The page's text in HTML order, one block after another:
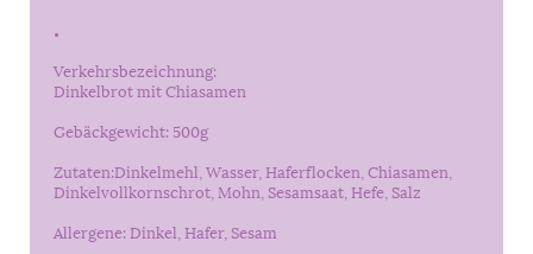
.
Verkehrsbezeichnung:
Dinkelbrot mit Chiasamen
Gebäckgewicht: 500g
Zutaten:Dinkelmehl, Wasser, Haferflocken, Chiasamen,
Dinkelvollkornschrot, Mohn, Sesamsaat,Hefe, Salz
Allergene: Dinkel, Hafer, Sesam